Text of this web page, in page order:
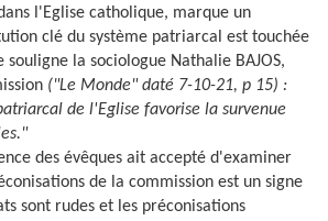
l'Eglise catholique, marque un
clé du système patriarcal est touchée
souligne la sociologue Nathalie BAJOS,
("Le Monde" daté 7-10-21, p 15) :
de l'Eglise favorise la survenue
des évêques ait accepté d'examiner
de la commission est un signe
sont rudes et les préconisations